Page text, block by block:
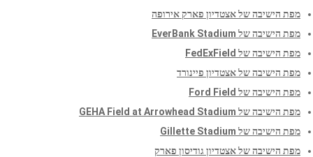
מפת הישיבה של אצטדיון פארק אירופה
מפת הישיבה של EverBank Stadium
מפת הישיבה של FedExField
מפת הישיבה של אצטדיון פיינורד
מפת הישיבה של Ford Field
מפת הישיבה של GEHA Field at Arrowhead Stadium
מפת הישיבה של Gillette Stadium
מפת הישיבה של אצטדיון גודיסון פארק